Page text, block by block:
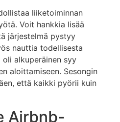
liiketoiminnan
Voit hankkia lisää
järjestelmä pystyy
nauttia todellisesta
alkuperäinen syy
aloittamiseen. Sesongin
että kaikki pyörii kuin
Airbnb-